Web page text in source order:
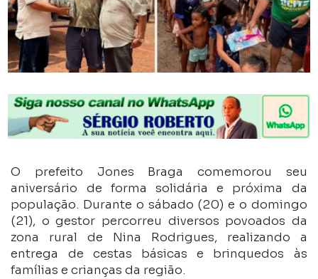
O prefeito Jones Braga comemorou seu
aniversário de forma solidária e próxima da
população. Durante o sábado (20) e o domingo
(21), o gestor percorreu diversos povoados da
zona rural de Nina Rodrigues, realizando a
entrega de cestas básicas e brinquedos às
famílias e crianças da região.